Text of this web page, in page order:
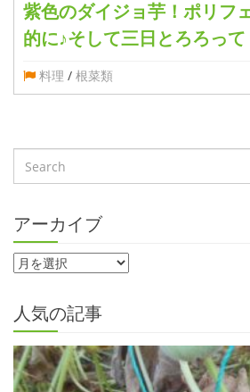
紫色のダイジョ芋！ポリフ
的に♪そして三日とろろって
料理 / 根菜類
アーカイブ
人気の記事